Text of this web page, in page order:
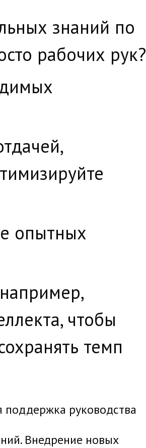
знаний по
рабочих рук?
опытных
чтобы
темп
поддержка руководства
Внедрение новых